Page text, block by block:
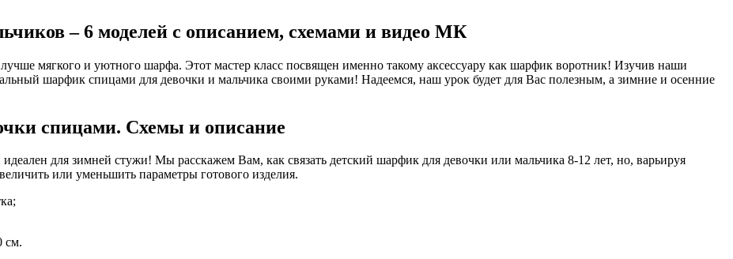
– 6 моделей с описанием, схемами и видео МК
мягкого и уютного шарфа. Этот мастер класс посвящен именно такому аксессуару как шарфик воротник! Изучив наши
шарфик спицами для девочки и мальчика своими руками! Надеемся, наш урок будет для Вас полезным, а зимние и осенние
спицами. Схемы и описание
для зимней стужи! Мы расскажем Вам, как связать детский шарфик для девочки или мальчика 8-12 лет, но, варьируя
или уменьшить параметры готового изделия.
см.